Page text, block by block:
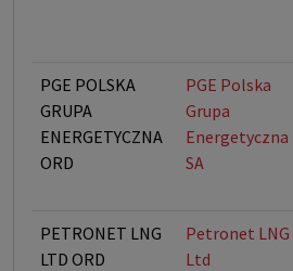
PGE POLSKA
GRUPA
ENERGETYCZNA
ORD
PGE Polska
Grupa
Energetyczna
SA
PETRONET LNG
LTD ORD
Petronet LNG
Ltd